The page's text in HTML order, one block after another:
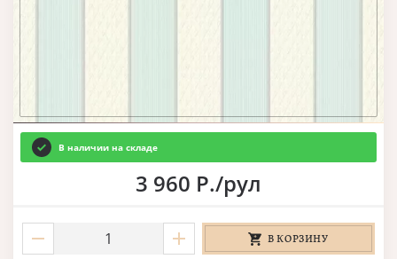
В наличии на складе
3 960 Р./рул
В КОРЗИНУ